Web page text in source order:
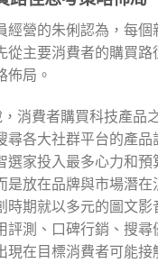
經營的朱俐認為，每個
從主要消費者的購買路
佈局。
，消費者購買科技產品
尋各大社群平台的產品
選家投入最多心力和預
是放在品牌與市場潛在
時期就以多元的圖文影
評測、口碑行銷、搜尋
現在目標消費者可能接